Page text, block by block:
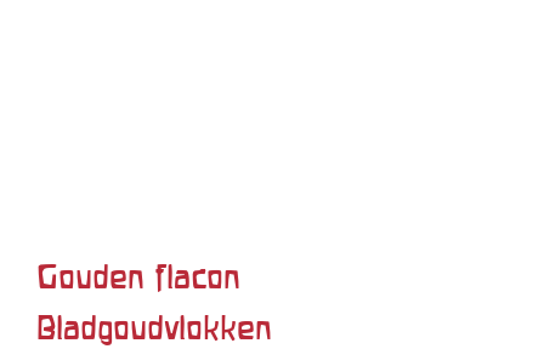
Gouden flacon
Bladgoudvlokken